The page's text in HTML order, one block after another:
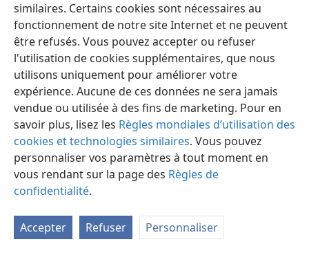
similaires. Certains cookies sont nécessaires au
fonctionnement de notre site Internet et ne peuvent
être refusés. Vous pouvez accepter ou refuser
l'utilisation de cookies supplémentaires, que nous
utilisons uniquement pour améliorer votre
expérience. Aucune de ces données ne sera jamais
vendue ou utilisée à des fins de marketing. Pour en
savoir plus, lisez les Règles mondiales d’utilisation des
cookies et technologies similaires. Vous pouvez
personnaliser vos paramètres à tout moment en
vous rendant sur la page des Règles de
confidentialité.
Accepter Refuser Personnaliser
Préférences
Copyright© 2026 Watch Tower Bible and Tract Society of Pennsylvania
Conditions d’utilisation
Règles de confidentialité
Paramètres de confidentialité
JW.ORG Se connecter